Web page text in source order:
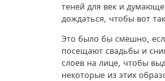
теней для век и
дождаться, чтобы вот
Это было бы смешно,
посещают свадьбы и
слоев на лице, чтобы
некоторые из этих